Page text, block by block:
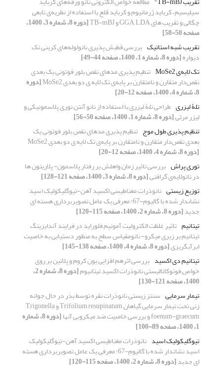
سیلیسیم، کرباید ژرمانیوم و کرباید قلع با استفاده از نظریه‌ی تابعی
چگالی و تقریب های GGA, LDA و TB-mBJ [دوره 8، شماره 3، 1400،
صفحه 50-58]
تقریب شبه استاتیک بررسی قطبش پذیری نانولوله‌های کربنی تک
دیواره[دوره 8، شماره 1، 1400، صفحه 44-49]
تک لایه‌ی MoSe2
تنظیم پذیری مدهای نقص بلور فوتونی یک بعدی
نقص‌دار متقارن و نامتقارن بر پایه‌ی تک لایه ی دو بعدی MoSe2 [دوره
8، شماره 4، 1400، صفحه 12-20]
تلۀ لیزری طراحی تلۀ لیزری با استفاده از نانو آنتن نوری پلاسمونیکی و
لیزر مرئی[دوره 8، شماره 1، 1400، صفحه 50-56]
تنظیم پذیری طول موج تنظیم پذیری مدهای نقص بلور فوتونی یک
بعدی نقص‌دار متقارن و نامتقارن بر پایه‌ی تک لایه ی دو بعدی MoSe2
[دوره 8، شماره 4، 1400، صفحه 12-20]
توری پراش بررسی تاثیر زمان واهلش بر رفتار پلاسمون- پلاریتون ها
در نانولایه‌ی گرافنی[دوره 8، شماره 3، 1400، صفحه 121-128]
توزیع زیستی نانوذرات مغناطیسی اکسید آهن-تیوگلیکولیک اسید
نشاندار شده با گالیوم-67: معرفی یک عامل تصویربرداری هسته ای
جدید[دوره 8، شماره 2، 1400، صفحه 115-120]
تیتانیم تاثیر غلظت الکترولیت آمونیم فلوراید در فرایند آندایزینگ
تیتانیم بر زبری میکرو- نانومقیاس سطح به منظور دستیابی به خاصیت
ابرآبگریزی[دوره 8، شماره 4، 1400، صفحه 138-145]
تیتانیم دی اکسید بررسی اثرهم افزایی یون کروم و پلاتین بر روی
خواص فوتوکاتالیستی نانوذرات اکسید تیتانیوم [دوره 8، شماره 2،
1400، صفحه 121-130]
تیمار سرمایی سنتز زیستی نانوذرات نقره توسط بذر در حال جوانه
زنی تحت تیمار سرمایی گیاهان Trifolium resupinatum و Trigonella
foenum-graecum و بررسی خاصیت ضد میکروبی آنها [دوره 8، شماره
1، 1400، صفحه 89-100]
تیوگلیکولیک اسید نانوذرات مغناطیسی اکسید آهن-تیوگلیکولیک
اسید نشاندار شده با گالیوم-67: معرفی یک عامل تصویربرداری هسته
ای جدید[دوره 8، شماره 2، 1400، صفحه 115-120]